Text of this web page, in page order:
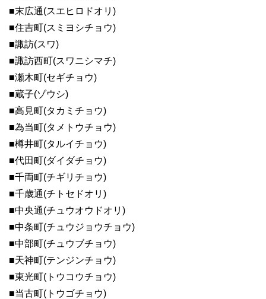
■末広通(スエヒロドオリ)
■住吉町(スミヨシチョウ)
■諏訪(スワ)
■諏訪西町(スワニシマチ)
■瀬木町(セギチョウ)
■蔵子(ゾウシ)
■高見町(タカミチョウ)
■為当町(タメトウチョウ)
■樽井町(タルイチョウ)
■代田町(ダイダチョウ)
■千両町(チギリチョウ)
■千歳通(チトセドオリ)
■中央通(チュウオウドオリ)
■中条町(チュウジョウチョウ)
■中部町(チュウブチョウ)
■天神町(テンジンチョウ)
■東光町(トウコウチョウ)
■当古町(トウゴチョウ)